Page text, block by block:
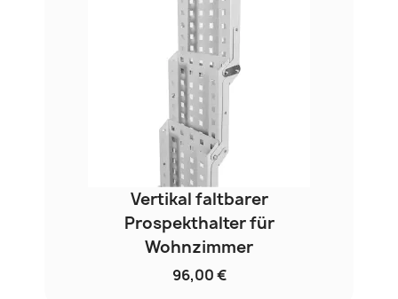
Vertikal faltbarer
Prospekthalter für
Wohnzimmer
96,00 €